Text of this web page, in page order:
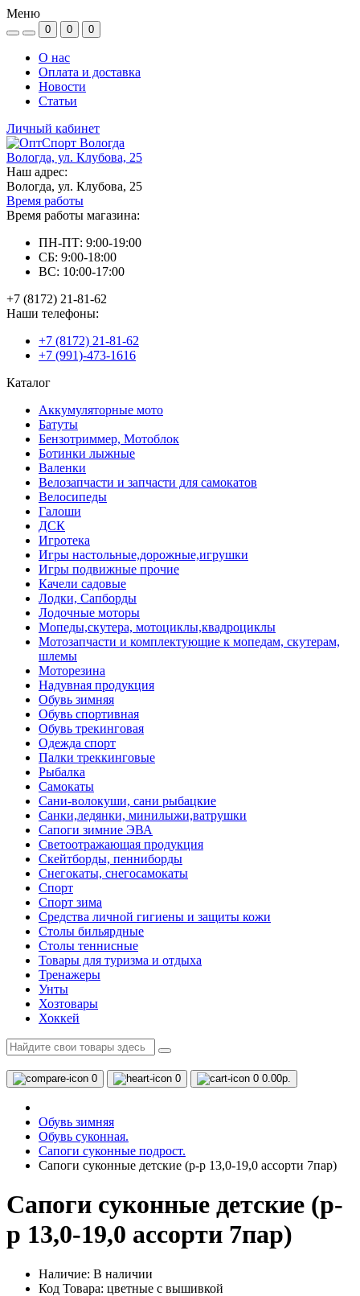
Меню
0 0 0
О нас
Оплата и доставка
Новости
Статьи
Личный кабинет
Вологда, ул. Клубова, 25
Наш адрес:
Вологда, ул. Клубова, 25
Время работы
Время работы магазина:
ПН-ПТ: 9:00-19:00
СБ: 9:00-18:00
ВС: 10:00-17:00
+7 (8172) 21-81-62
Наши телефоны:
+7 (8172) 21-81-62
+7 (991)-473-1616
Каталог
Аккумуляторные мото
Батуты
Бензотриммер, Мотоблок
Ботинки лыжные
Валенки
Велозапчасти и запчасти для самокатов
Велосипеды
Галоши
ДСК
Игротека
Игры настольные,дорожные,игрушки
Игры подвижные прочие
Качели садовые
Лодки, Сапборды
Лодочные моторы
Мопеды,скутера, мотоциклы,квадроциклы
Мотозапчасти и комплектующие к мопедам, скутерам,
шлемы
Моторезина
Надувная продукция
Обувь зимняя
Обувь спортивная
Обувь трекинговая
Одежда спорт
Палки треккинговые
Рыбалка
Самокаты
Сани-волокуши, сани рыбацкие
Санки,ледянки, минилыжи,ватрушки
Сапоги зимние ЭВА
Светоотражающая продукция
Скейтборды, пенниборды
Снегокаты, снегосамокаты
Спорт
Спорт зима
Средства личной гигиены и защиты кожи
Столы бильярдные
Столы теннисные
Товары для туризма и отдыха
Тренажеры
Унты
Хозтовары
Хоккей
0 0 0 0.00р.
Обувь зимняя
Обувь суконная.
Сапоги суконные подрост.
Сапоги суконные детские (р-р 13,0-19,0 ассорти 7пар)
Сапоги суконные детские (р-
р 13,0-19,0 ассорти 7пар)
Наличие: В наличии
Код Товара: цветные с вышивкой